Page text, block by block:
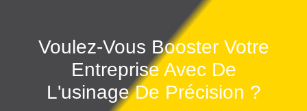
Voulez-Vous Booster Votre
Entreprise Avec De
L'usinage De Précision ?